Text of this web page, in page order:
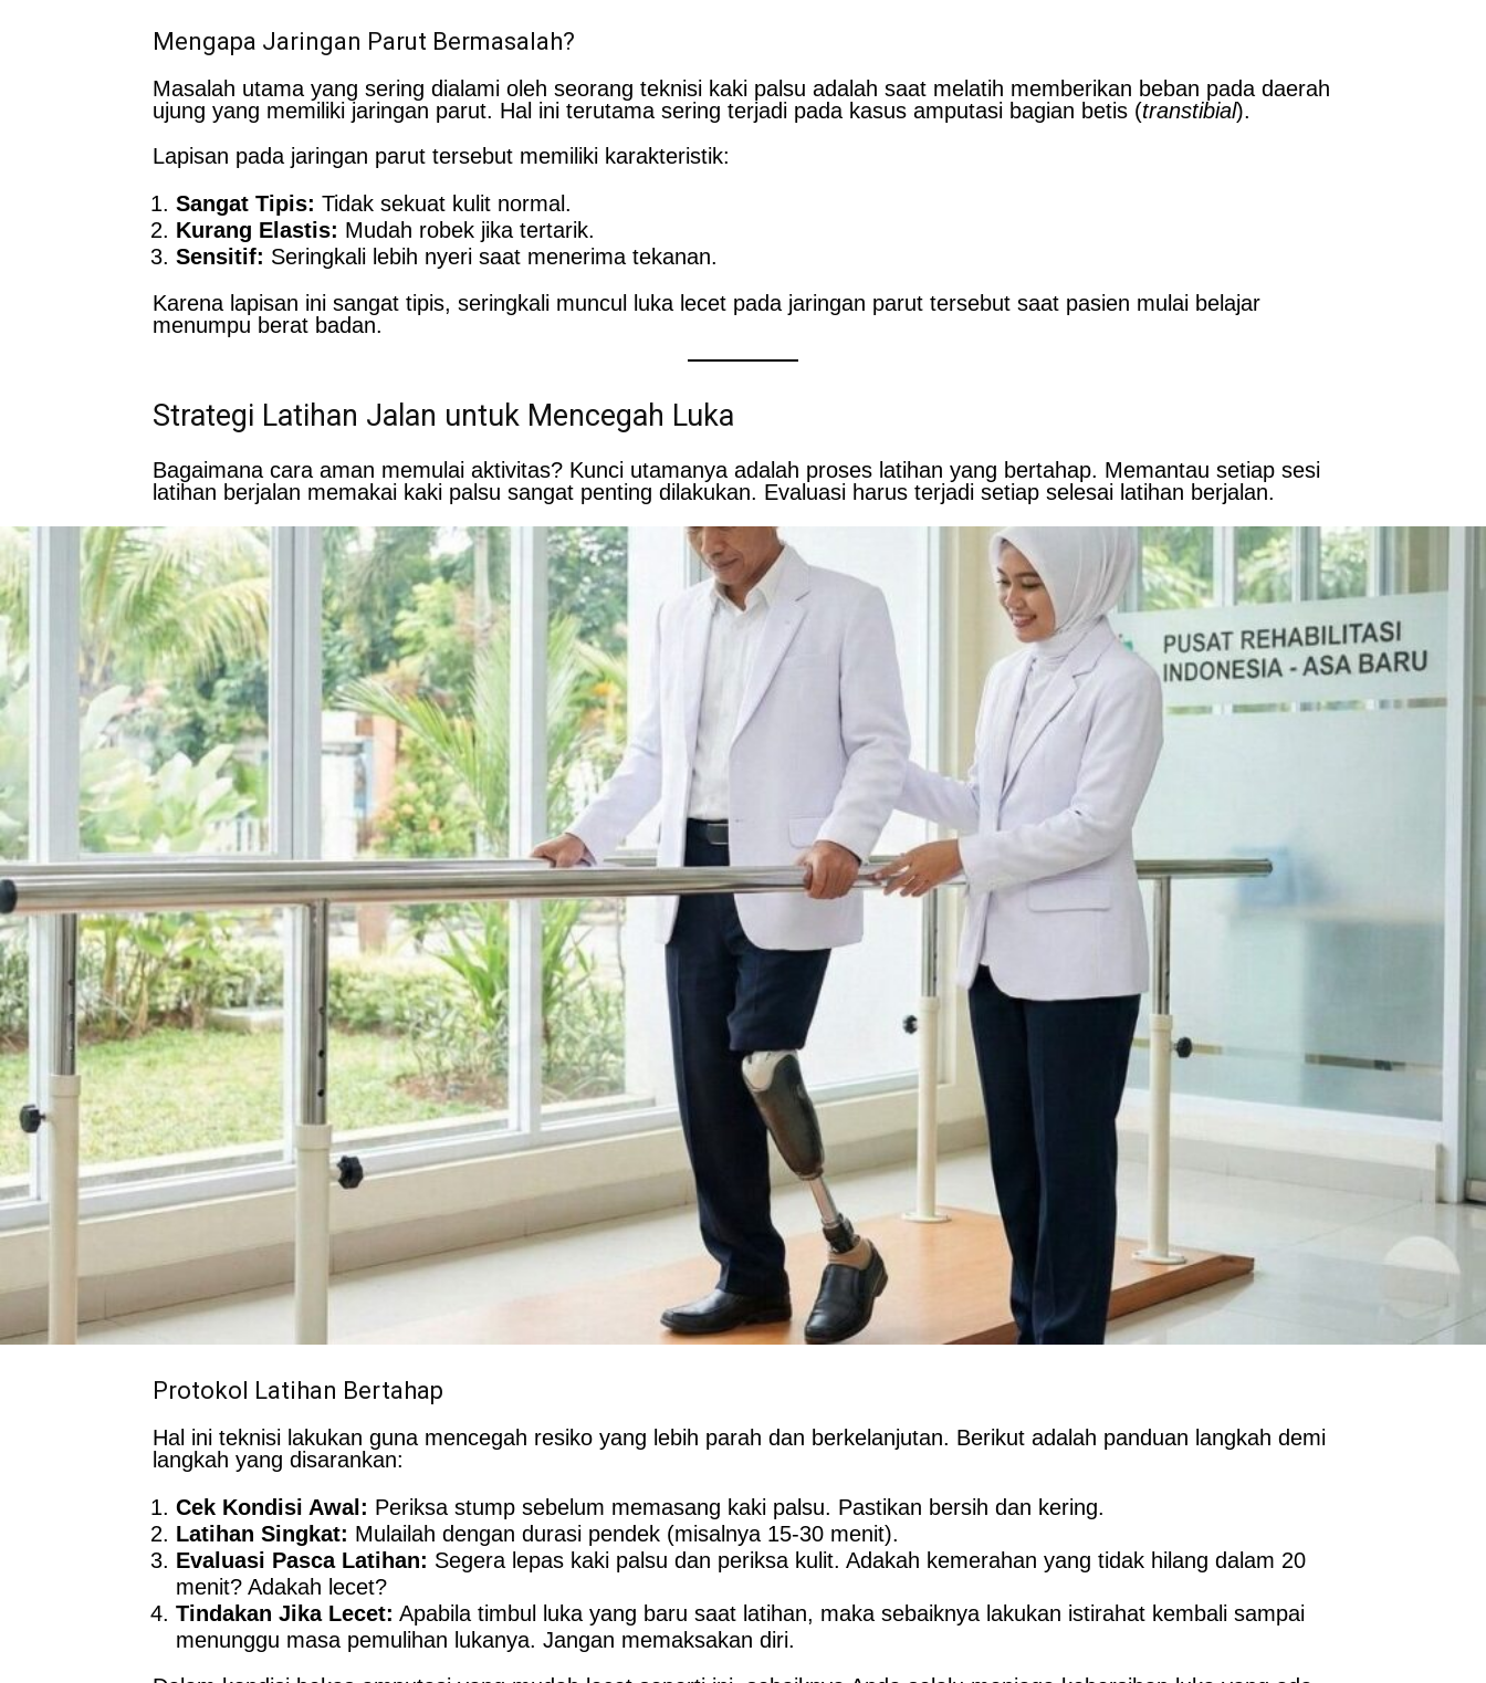
Mengapa Jaringan Parut Bermasalah?
Masalah utama yang sering dialami oleh seorang teknisi kaki palsu adalah saat melatih memberikan beban pada daerah
ujung yang memiliki jaringan parut. Hal ini terutama sering terjadi pada kasus amputasi bagian betis (transtibial).
Lapisan pada jaringan parut tersebut memiliki karakteristik:
Sangat Tipis: Tidak sekuat kulit normal.
Kurang Elastis: Mudah robek jika tertarik.
Sensitif: Seringkali lebih nyeri saat menerima tekanan.
Karena lapisan ini sangat tipis, seringkali muncul luka lecet pada jaringan parut tersebut saat pasien mulai belajar
menumpu berat badan.
Strategi Latihan Jalan untuk Mencegah Luka
Bagaimana cara aman memulai aktivitas? Kunci utamanya adalah proses latihan yang bertahap. Memantau setiap sesi
latihan berjalan memakai kaki palsu sangat penting dilakukan. Evaluasi harus terjadi setiap selesai latihan berjalan.
Protokol Latihan Bertahap
Hal ini teknisi lakukan guna mencegah resiko yang lebih parah dan berkelanjutan. Berikut adalah panduan langkah demi
langkah yang disarankan:
Cek Kondisi Awal: Periksa stump sebelum memasang kaki palsu. Pastikan bersih dan kering.
Latihan Singkat: Mulailah dengan durasi pendek (misalnya 15-30 menit).
Evaluasi Pasca Latihan: Segera lepas kaki palsu dan periksa kulit. Adakah kemerahan yang tidak hilang dalam 20
menit? Adakah lecet?
Tindakan Jika Lecet: Apabila timbul luka yang baru saat latihan, maka sebaiknya lakukan istirahat kembali sampai
menunggu masa pemulihan lukanya. Jangan memaksakan diri.